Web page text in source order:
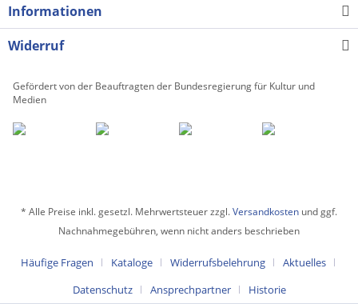
Informationen
Widerruf
Gefördert von der Beauftragten der Bundesregierung für Kultur und
Medien
* Alle Preise inkl. gesetzl. Mehrwertsteuer zzgl.Versandkosten und ggf.
Nachnahmegebühren, wenn nicht anders beschrieben
Häufige Fragen Kataloge Widerrufsbelehrung
Aktuelles
Datenschutz
Ansprechpartner Historie